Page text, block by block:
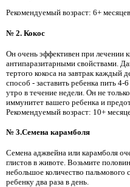
Рекомендуемый возраст: 6+ месяцев
№ 2. Кокос
Он очень эффективен при лечении
антипаразитарными свойствами.
тертого кокоса на завтрак каждый
способ - заставить ребенка пить
утро в течение недели. Он не
иммунитет вашего ребенка и
Рекомендуемый возраст: 10+
№ 3.Семена карамболя
Семена аджвейна или карамболя
глистов в животе. Возьмите
небольшое количество пальмового
ребенку два раза в день.